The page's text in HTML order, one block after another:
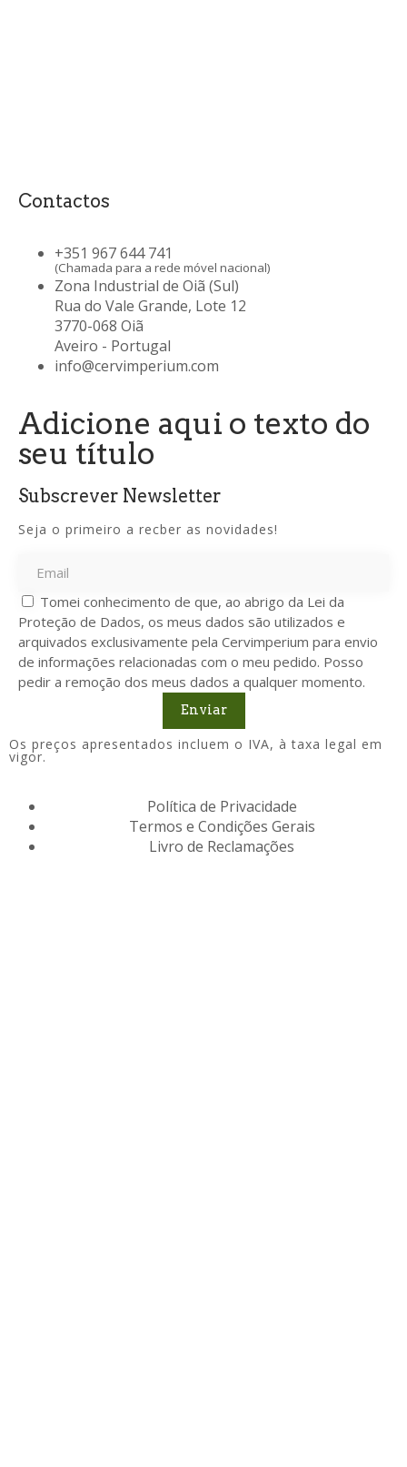
Contactos
+351 967 644 741
(Chamada para a rede móvel nacional)
Zona Industrial de Oiã (Sul)
Rua do Vale Grande, Lote 12
3770-068 Oiã
Aveiro - Portugal
info@cervimperium.com
Adicione aqui o texto do
seu título
Subscrever Newsletter
Seja o primeiro a recber as novidades!
Tomei conhecimento de que, ao abrigo da Lei da
Proteção de Dados, os meus dados são utilizados e
arquivados exclusivamente pela Cervimperium para envio
de informações relacionadas com o meu pedido. Posso
pedir a remoção dos meus dados a qualquer momento.
Enviar
Os preços apresentados incluem o IVA, à taxa legal em
vigor.
Política de Privacidade
Termos e Condições Gerais
Livro de Reclamações